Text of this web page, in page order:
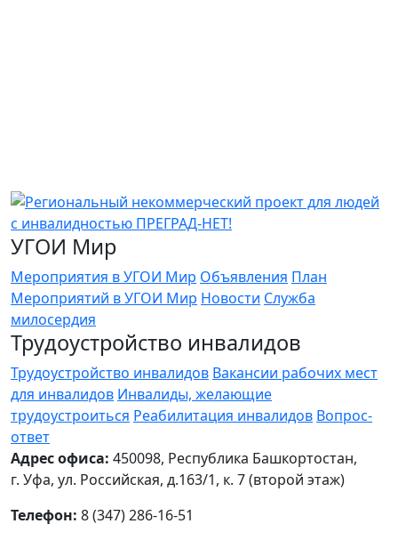
УГОИ Мир
Мероприятия в УГОИ Мир Объявления План
Мероприятий в УГОИ Мир Новости Служба
милосердия
Трудоустройство инвалидов
Трудоустройство инвалидов Вакансии рабочих мест
для инвалидов Инвалиды, желающие
трудоустроиться Реабилитация инвалидов Вопрос-
ответ
Адрес офиса: 450098, Республика Башкортостан,
г. Уфа, ул. Российская, д.163/1, к. 7 (второй этаж)
Телефон: 8 (347) 286-16-51